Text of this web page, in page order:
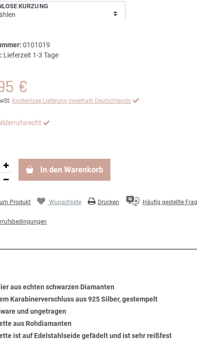
KÜRZUNG
0101019
Lieferzeit 1-3 Tage
€
Kostenlose Lieferung innerhalb Deutschlands
In den Warenkorb
Produkt Wunschliste Drucken Häufig gestellte
aus echten schwarzen Diamanten
Karabinerverschluss aus 925 Silber, gestempelt
und ungetragen
aus Rohdiamanten
ist auf Edelstahlseide gefädelt und ist sehr reißfest